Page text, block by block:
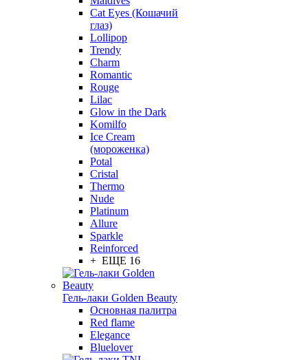
Cat Eyes (Кошачий
глаз)
Lollipop
Trendy
Charm
Romantic
Rouge
Lilac
Glow in the Dark
Komilfo
Ice Cream
(мороженка)
Potal
Cristal
Thermo
Nude
Platinum
Allure
Sparkle
Reinforced
+ ЕЩЕ 16
Гель-лаки Golden Beauty
Основная палитра
Red flame
Elegance
Bluelover